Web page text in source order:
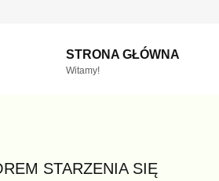
STRONA GŁÓWNA
Witamy!
STARZENIA SIĘ